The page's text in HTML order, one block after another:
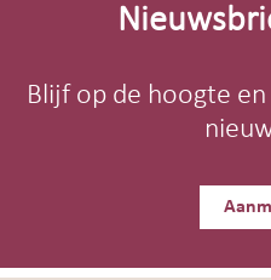
Blijf op de hoogte